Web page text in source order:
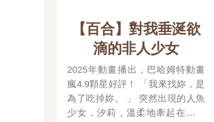
【百合】對我垂涎欲
滴的非人少女
2025年動畫播出，巴哈姆特動畫
瘋4.9顆星好評！ 「我來找妳，是
為了吃掉妳。 」 突然出現的人魚
少女．汐莉，溫柔地牽起在靠海